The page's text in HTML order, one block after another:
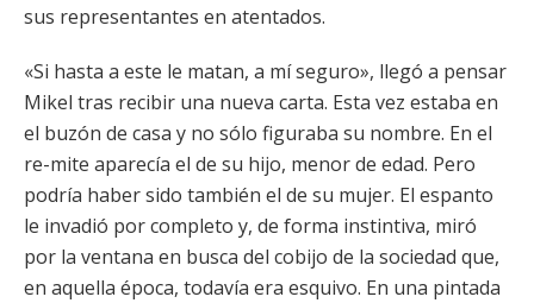
sus representantes en atentados.
«Si hasta a este le matan, a mí seguro», llegó a pensar
Mikel tras recibir una nueva carta. Esta vez estaba en
el buzón de casa y no sólo figuraba su nombre. En el
re-mite aparecía el de su hijo, menor de edad. Pero
podría haber sido también el de su mujer. El espanto
le invadió por completo y, de forma instintiva, miró
por la ventana en busca del cobijo de la sociedad que,
en aquella época, todavía era esquivo. En una pintada